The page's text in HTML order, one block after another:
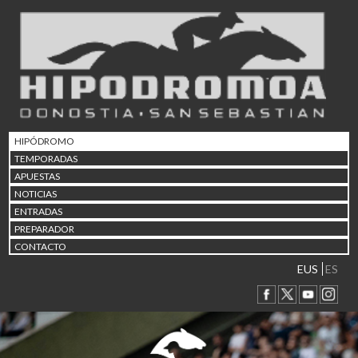
HIPÓDROMO
TEMPORADAS
APUESTAS
NOTICIAS
ENTRADAS
PREPARADOR
CONTACTO
EUS ES
02/08 17:30 Abuztuaren 2a / 2 de
Abuztuaren 9a / 9 de
12/08 12:24 Abuztaren 12a / 12 de
15/08 17:05 Abuztuaren 15a / 15 de
23/08 17:30 Abuztuaren 23a / 23 de
30/08 17:30 Abuztuaren 30a / 30 de
02/09 11:15
06/09 17:30 Irailaren 6a / 6 de
Irailaren 13a / 13 de
30/09 11:30 Irailaren 30a / 30 de